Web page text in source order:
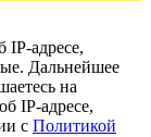
IP-адресе,
Дальнейшее
на
IP-адресе,
с Политикой